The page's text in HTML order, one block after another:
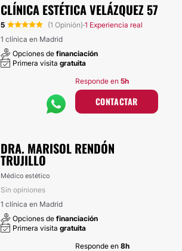
CLÍNICA ESTÉTICA VELÁZQUEZ 57
5 (1 Opinión)·1 Experiencia real
1 clínica en Madrid
Opciones de financiación
Primera visita gratuita
Responde en 5h
CONTACTAR
DRA. MARISOL RENDÓN
TRUJILLO
Médico estético
Sin opiniones
1 clínica en Madrid
Opciones de financiación
Primera visita gratuita
Responde en 8h